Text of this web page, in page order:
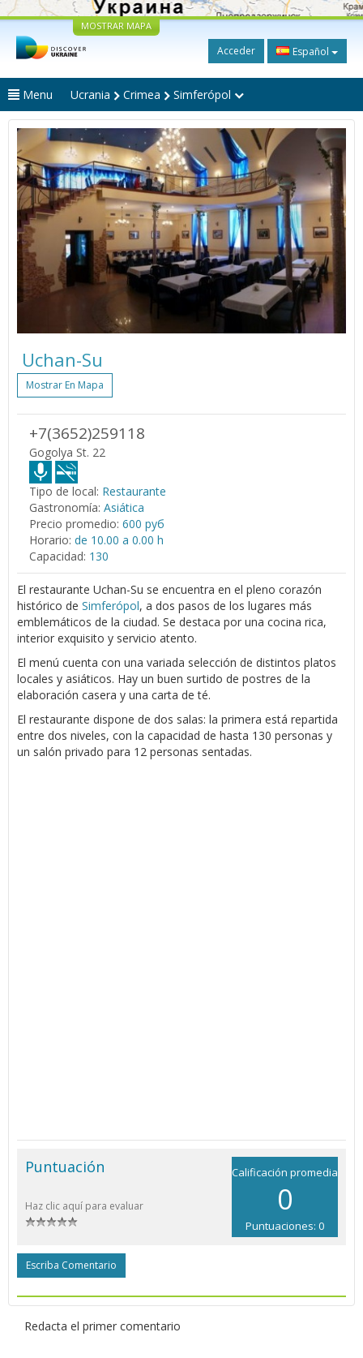
MOSTRAR MAPA
Acceder Español
Menu Ucrania Crimea Simferópol
Uchan-Su
Mostrar En Mapa
+7(3652)259118
Gogolya St. 22
Tipo de local: Restaurante
Gastronomía: Asiática
Precio promedio: 600 руб
Horario: de 10.00 a 0.00 h
Capacidad: 130
El restaurante Uchan-Su se encuentra en el pleno corazón
histórico de Simferópol, a dos pasos de los lugares más
emblemáticos de la ciudad. Se destaca por una cocina rica,
interior exquisito y servicio atento.
El menú cuenta con una variada selección de distintos platos
locales y asiáticos. Hay un buen surtido de postres de la
elaboración casera y una carta de té.
El restaurante dispone de dos salas: la primera está repartida
entre dos niveles, con la capacidad de hasta 130 personas y
un salón privado para 12 personas sentadas.
Calificación promedia
0
Puntuaciones: 0
Puntuación
Haz clic aquí para evaluar
Escriba Comentario
Redacta el primer comentario